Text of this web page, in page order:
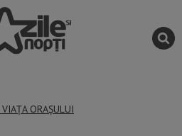
VIAȚA ORAȘULUI